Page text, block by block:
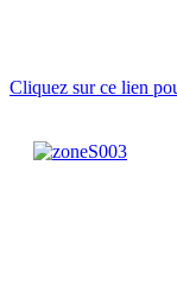
Cliquez sur ce lien